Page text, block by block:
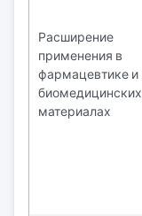
Расширение
применения в
фармацевтике и
биомедицинских
материалах